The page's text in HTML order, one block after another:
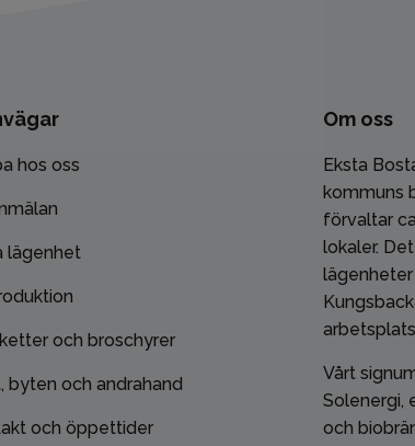
hos oss
lägenhet
och broschyrer
byten och andrahand
och öppettider
Om oss
Eksta
kommuns
förvaltar
lokaler.
Vårt
Solenergi,
och